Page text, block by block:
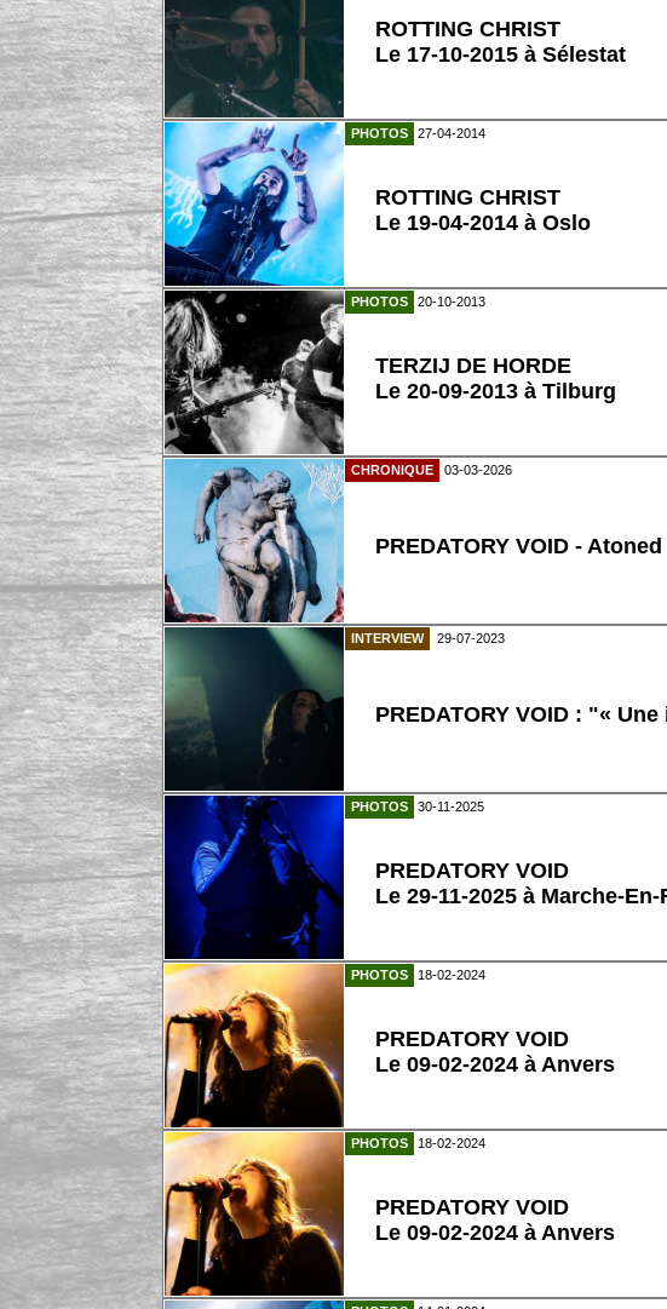
ROTTING CHRIST
Le 17-10-2015 à Sélestat
PHOTOS 27-04-2014
ROTTING CHRIST
Le 19-04-2014 à Oslo
PHOTOS 20-10-2013
TERZIJ DE HORDE
Le 20-09-2013 à Tilburg
CHRONIQUE 03-03-2026
PREDATORY VOID -
INTERVIEW 29-07-2023
PREDATORY VOID : "«
PHOTOS 30-11-2025
PREDATORY VOID
Le 29-11-2025 à Marche-
PHOTOS 18-02-2024
PREDATORY VOID
Le 09-02-2024 à Anvers
PHOTOS 18-02-2024
PREDATORY VOID
Le 09-02-2024 à Anvers